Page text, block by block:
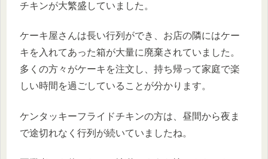
チキンが大繁盛していました。
ケーキ屋さんは長い行列ができ、お店の隣にはケー
キを入れてあった箱が大量に廃棄されていました。
多くの方々がケーキを注文し、持ち帰って家庭で楽
しい時間を過ごしていることが分かります。
ケンタッキーフライドチキンの方は、昼間から夜ま
で途切れなく行列が続いていましたね。